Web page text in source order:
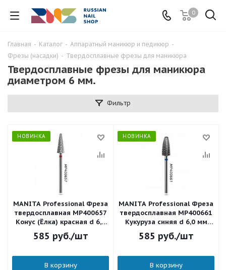
0
Главная - Каталог - Аппаратный маникюр и педикюр -
Фрезы (насадки) - Твердосплавные фрезы для маникюра
Твердосплавные фрезы для маникюра
диаметром 6 мм.
Фильтр
НОВИНКА
MANITA Professional Фреза
твердосплавная MP400657
Конус (Ёлка) красная d 6,0
мм ФКДЕ 60-М L15
585 руб./шт
В корзину
НОВИНКА
MANITA Professional Фреза
твердосплавная MP400661
Кукуруза синяя d 6,0 мм
ФКДП 60-С L13,5
585 руб./шт
В корзину